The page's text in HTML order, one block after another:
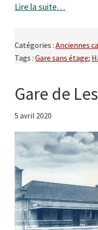
Lire la suite…
Catégories : Anciennes
Tags : Gare sans étage;
Gare de
5 avril 2020